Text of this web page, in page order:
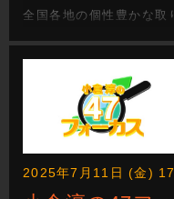
全国各地の個性豊かな
産品があるのに・・
い・・・。 でも、どうし
つなぐ地方創生成功への
2025年7月11日 (金)